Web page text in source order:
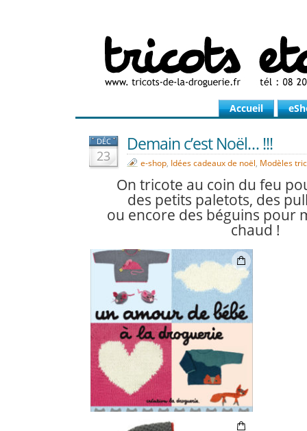
Accueil
DÉC
23
Demain c’est Noël… !!!
e-shop, Idées cadeaux de noël, Modèles
On tricote au coin du feu
des petits paletots, des
ou encore des béguins pour
chaud !